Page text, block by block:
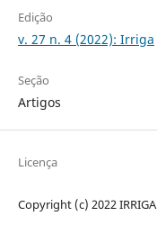
Edição
v. 27 n. 4 (2022): Irriga
Seção
Artigos
Licença
Copyright (c) 2022 IRRIGA